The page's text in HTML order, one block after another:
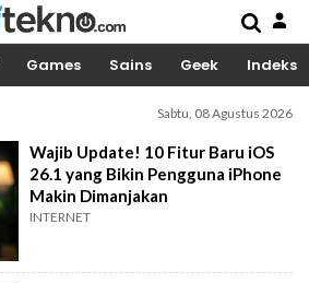
Games Sains Geek Indeks
Sabtu, 08 Agustus 2026
Wajib Update! 10 Fitur Baru iOS
26.1 yang Bikin Pengguna iPhone
Makin Dimanjakan
INTERNET